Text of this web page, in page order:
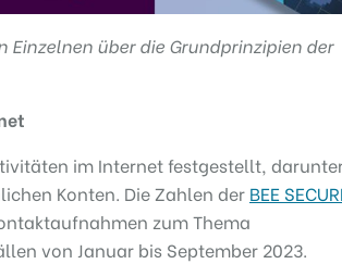
Einzelnen über die Grundprinzipien der
im Internet festgestellt,
Konten. Die Zahlen der BEE
zum Thema
von Januar bis September 2023.